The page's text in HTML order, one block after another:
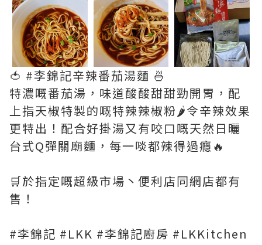
🍅 #李錦記辛辣番茄湯麵 🍜
特濃嘅番茄湯，味道酸酸甜甜勁開胃，配
上指天椒特製的嘅特辣辣椒粉🌶️令辛辣效果
更特出！配合好掛湯又有咬口嘅天然日曬
台式Q彈關廟麵，每一啖都辣得過癮🔥
🛒於指定嘅超級市場丶便利店同網店都有
售！
#李錦記 #LKK #李錦記廚房 #LKKitchen